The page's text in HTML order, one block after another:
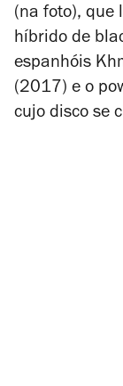
(na foto), que
híbrido de
espanhóis
(2017) e o
cujo disco se